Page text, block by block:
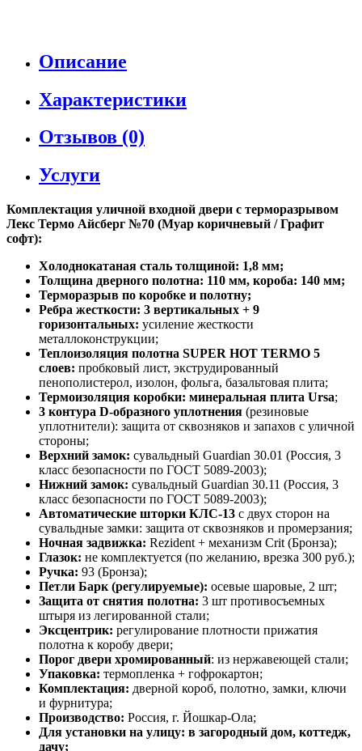
Описание
Характеристики
Отзывов (0)
Услуги
Комплектация уличной входной двери с терморазрывом
Лекс Термо Айсберг №70 (Муар коричневый / Графит
софт):
Холоднокатаная сталь толщиной: 1,8 мм;
Толщина дверного полотна: 110 мм, короба: 140 мм;
Терморазрыв по коробке и полотну;
Ребра жесткости: 3 вертикальных + 9
горизонтальных: усиление жесткости
металлоконструкции;
Теплоизоляция полотна SUPER НОТ ТЕRМО 5
слоев: пробковый лист, экструдированный
пенополистерол, изолон, фольга, базальтовая плита;
Термоизоляция коробки: минеральная плита Ursa;
3 контура D-образного уплотнения (резиновые
уплотнители): защита от сквозняков и запахов с уличной
стороны;
Верхний замок: сувальдный Guardian 30.01 (Россия, 3
класс безопасности по ГОСТ 5089-2003);
Нижний замок: сувальдный Guardian 30.11 (Россия, 3
класс безопасности по ГОСТ 5089-2003);
Автоматические шторки КЛС-13 с двух сторон на
сувальдные замки: защита от сквозняков и промерзания;
Ночная задвижка: Rezident + механизм Crit (Бронза);
Глазок: не комплектуется (по желанию, врезка 300 руб.);
Ручка: 93 (Бронза);
Петли Барк (регулируемые): осевые шаровые, 2 шт;
Защита от снятия полотна: 3 шт противосъемных
штыря из легированной стали;
Эксцентрик: регулирование плотности прижатия
полотна к коробу двери;
Порог двери хромированный: из нержавеющей стали;
Упаковка: термопленка + гофрокартон;
Комплектация: дверной короб, полотно, замки, ключи
и фурнитура;
Производство: Россия, г. Йошкар-Ола;
Для установки на улицу: в загородный дом, коттедж,
дачу;